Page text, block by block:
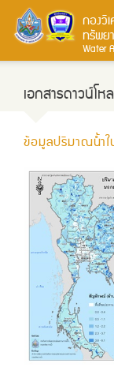
กองวิ
ทรัพย
Water
เอกสารดาวน์โห
ข้อมูลปริมาณน้ำ